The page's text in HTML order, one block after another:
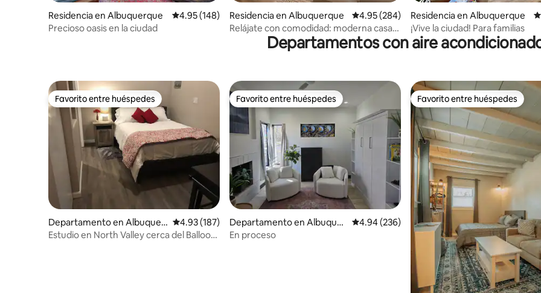
Residencia en Albuquerque Calificación promedio: 4.95 de 5; 148 evaluaciones
4.95 (148)
Precioso oasis en la ciudad
Residencia en Albuquerque Calificación promedio: 4.95 de 5; 284
4.95 (284)
Relájate con comodidad: moderna casa
de 2 dormitorios, excelente ubicación
Residencia en Albuquerque
¡Vive la ciudad! Para familias
Departamentos con aire
Favorito entre huéspedes
Favorito entre huéspedes
Departamento en Albuquer
que
Calificación promedio: 4.93 de 5; 187 evaluaciones
4.93 (187)
Estudio en North Valley cerca del Balloon
Favorito entre huéspedes
Favorito entre huéspedes
Departamento en Albuquer
que
Calificación promedio: 4.94 de 5; 236
4.94 (236)
En proceso
Favorito entre huéspedes
Favorito entre huéspedes